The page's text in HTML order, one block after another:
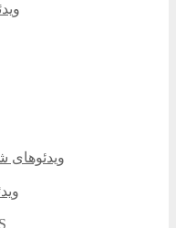
ویدئوهای